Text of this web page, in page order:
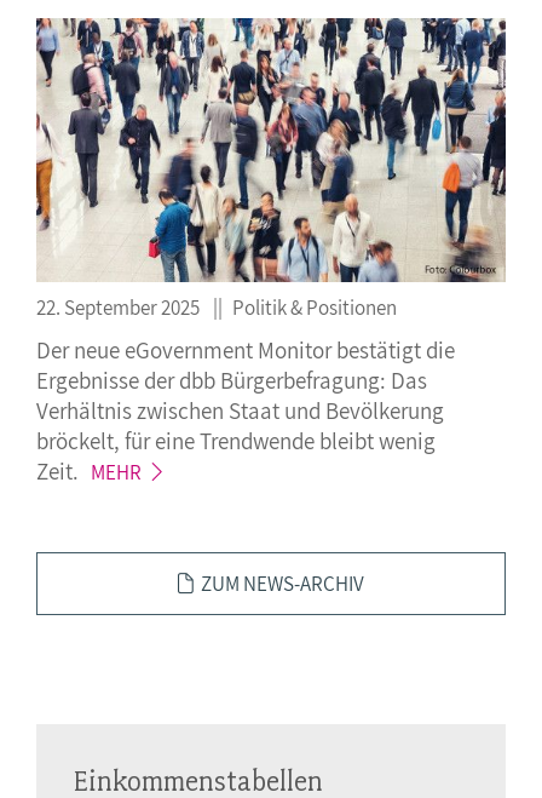
22. September 2025 Politik & Positionen
Der neue eGovernment Monitor bestätigt die
Ergebnisse der dbb Bürgerbefragung: Das
Verhältnis zwischen Staat und Bevölkerung
bröckelt, für eine Trendwende bleibt wenig
Zeit. MEHR
ZUM NEWS-ARCHIV
Einkommenstabellen